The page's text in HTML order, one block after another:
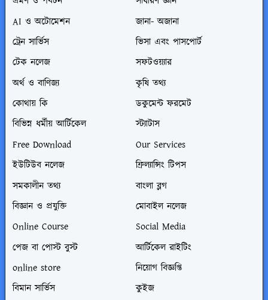
AI ও অটোমেশন
জানা- অজানা
ট্রেন সার্ভিস
ভিসা এবং পাসপোর্ট
টেক নলেজ
সফটওয়্যার
অর্থ ও বাণিজ্য
কৃষি তথ্য
কোথায় কি
ডকুমেন্ট ফরমেট
বিভিন্ন ধর্মীয় আর্টিকেল
স্ট্যাটাস
Free Download
Our Services
ইউটিউব নলেজ
ফ্রিল্যান্সিং টিপস
সমকালীন তথ্য
বাংলা ব্লগ
বিজ্ঞান ও প্রযুক্তি
মোবাইল নলেজ
Online Course
Social Media
পেজ বা পোস্ট বুস্ট
আর্টিকেল রাইটিং
online store
নিয়োগ বিজ্ঞপ্তি
বিমান সার্ভিস
কুইজ